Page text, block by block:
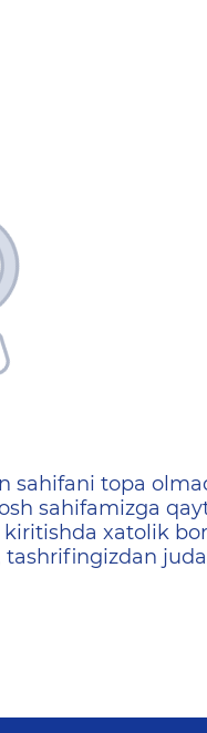
sahifani topa
sahifamizga
xatolik
tashrifingizdan